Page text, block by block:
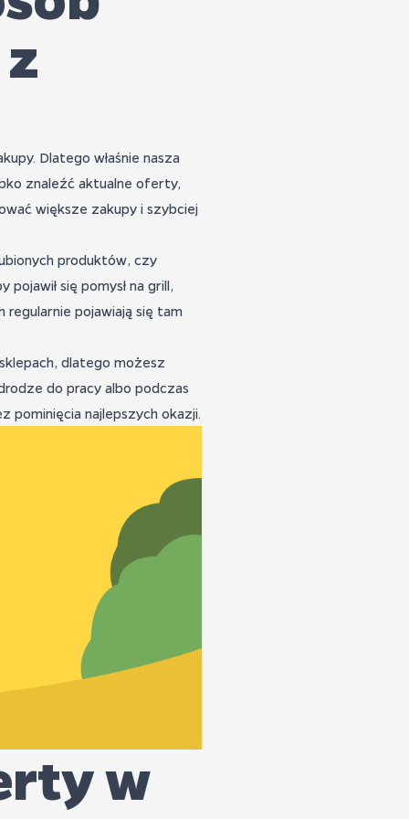
Dlatego właśnie nasza
znaleźć aktualne oferty,
większe zakupy i szybciej
produktów, czy
się pomysł na grill,
pojawiają się tam
dlatego możesz
do pracy albo podczas
pominięcia najlepszych okazji.
w